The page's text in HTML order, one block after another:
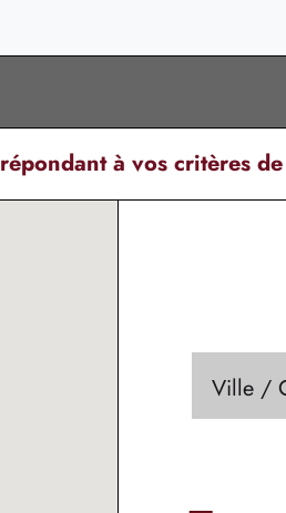
répondant à vos critères
Ville /